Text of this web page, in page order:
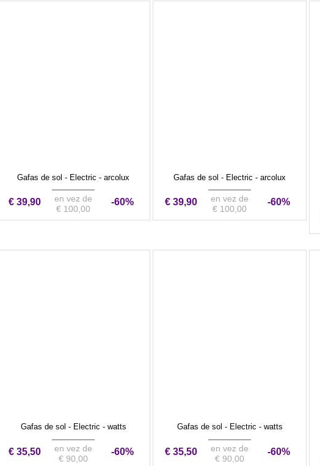
Gafas de sol - Electric - arcolux
€ 39,90
en vez de
€ 100,00
-60%
Gafas de sol - Electric - arcolux
€ 39,90
en vez de
€ 100,00
-60%
Gafas de sol - Electric - watts
€ 35,50
en vez de
€ 90,00
-60%
Gafas de sol - Electric - watts
€ 35,50
en vez de
€ 90,00
-60%